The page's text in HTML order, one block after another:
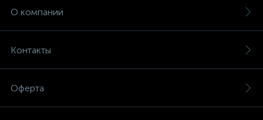
О компании
Контакты
Оферта